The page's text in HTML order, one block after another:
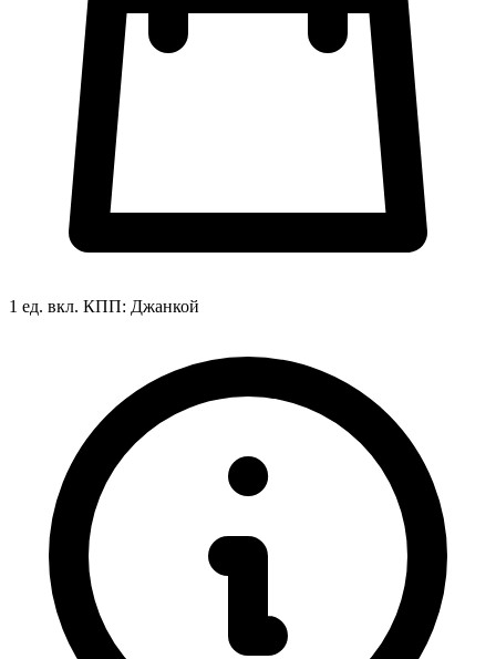
1 ед. вкл. КПП: Джанкой